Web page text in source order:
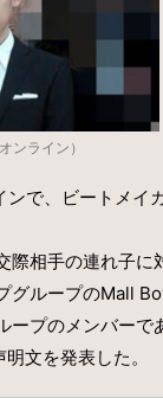
ンライン）
で、ビートメイ
際相手の連れ子
グループのMall
ープのメンバー
文を発表した。